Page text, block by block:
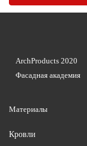
Материалы
Кровли
ArchProducts 2020
Фасадная академия